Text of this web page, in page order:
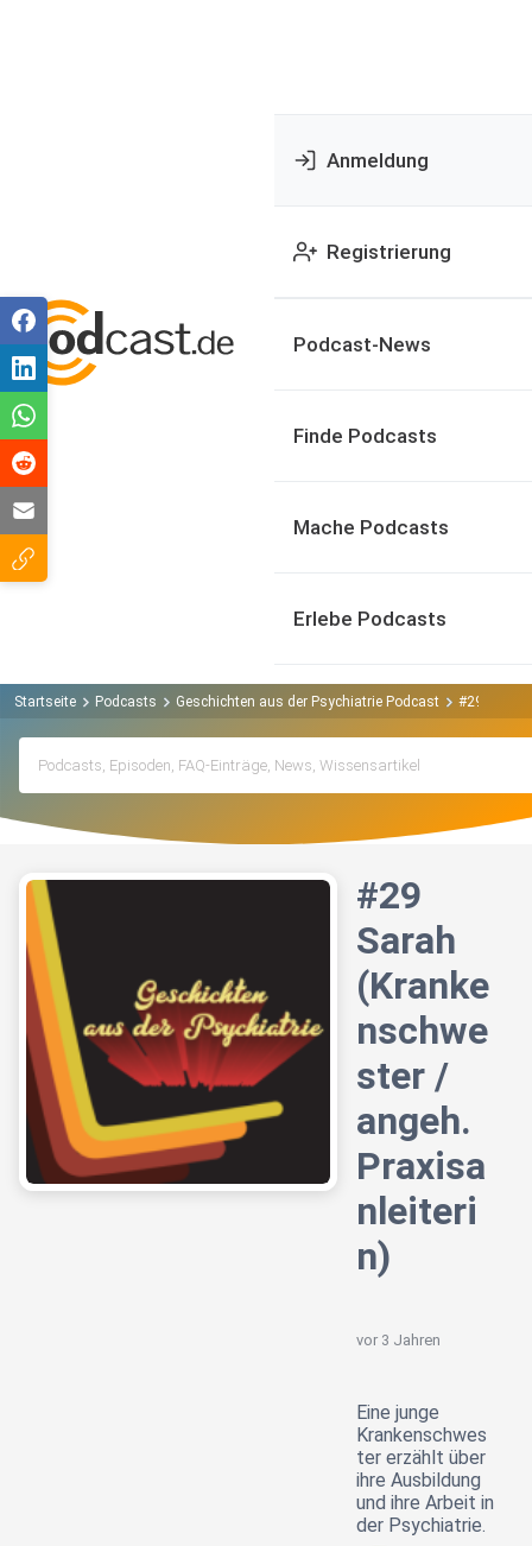
Anmeldung
Registrierung
Podcast-News
Finde Podcasts
Mache Podcasts
Erlebe Podcasts
Startseite Podcasts Geschichten aus der Psychiatrie Podcast #29 Sarah
#29
Sarah
(Kranke
nschwe
ster /
angeh.
Praxisa
nleiteri
n)
vor 3 Jahren
Eine junge
Krankenschwes
ter erzählt über
ihre Ausbildung
und ihre Arbeit in
der Psychiatrie.